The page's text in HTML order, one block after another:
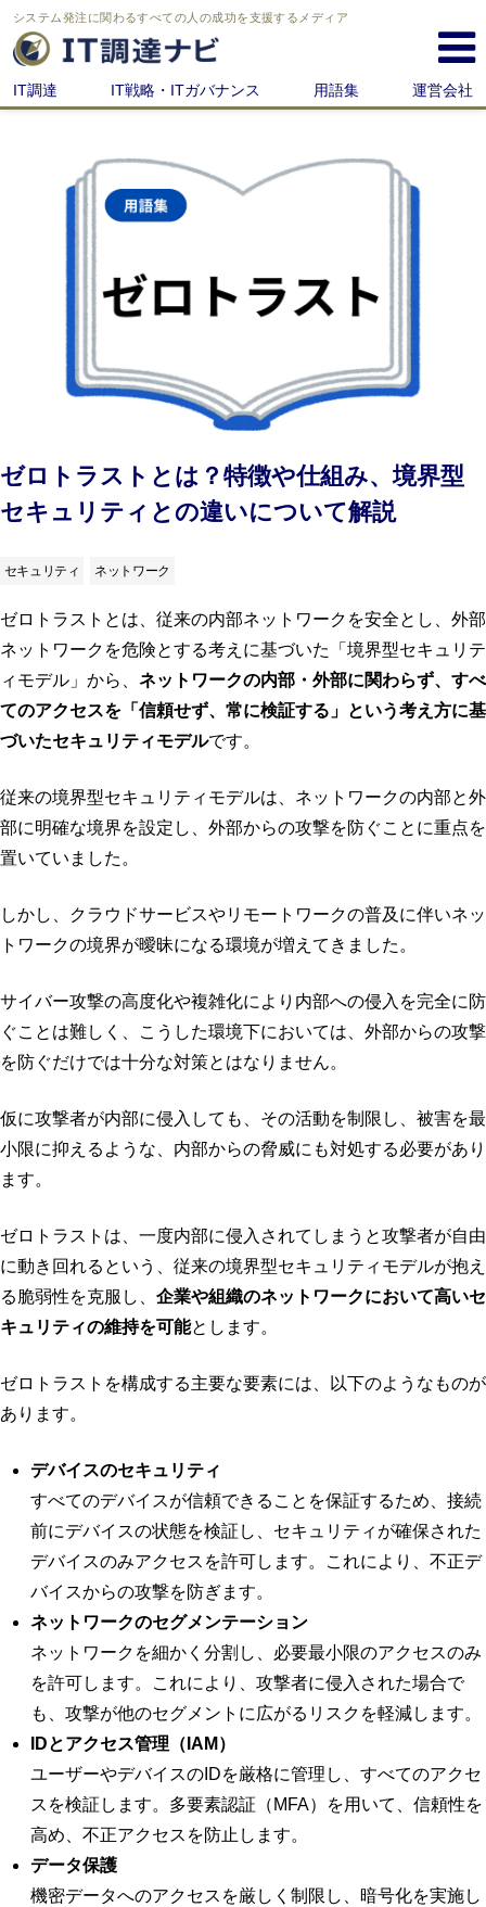
システム発注に関わるすべての人の成功を支援するメディア
IT調達 IT戦略・ITガバナンス 用語集 運営会社
ゼロトラストとは？特徴や仕組み、境界型
セキュリティとの違いについて解説
セキュリティ ネットワーク
ゼロトラストとは、従来の内部ネットワークを安全とし、外部
ネットワークを危険とする考えに基づいた「境界型セキュリテ
ィモデル」から、 ネットワークの内部・外部に関わらず、すべ
てのアクセスを「信頼せず、常に検証する」という考え方に基
づいたセキュリティモデルです。
従来の境界型セキュリティモデルは、ネットワークの内部と外
部に明確な境界を設定し、外部からの攻撃を防ぐことに重点を
置いていました。
しかし、クラウドサービスやリモートワークの普及に伴いネッ
トワークの境界が曖昧になる環境が増えてきました。
サイバー攻撃の高度化や複雑化により内部への侵入を完全に防
ぐことは難しく、こうした環境下においては、外部からの攻撃
を防ぐだけでは十分な対策とはなりません。
仮に攻撃者が内部に侵入しても、その活動を制限し、被害を最
小限に抑えるような、内部からの脅威にも対処する必要があり
ます。
ゼロトラストは、一度内部に侵入されてしまうと攻撃者が自由
に動き回れるという、従来の境界型セキュリティモデルが抱え
る脆弱性を克服し、 企業や組織のネットワークにおいて高いセ
キュリティの維持を可能とします。
ゼロトラストを構成する主要な要素には、以下のようなものが
あります。
デバイスのセキュリティ
すべてのデバイスが信頼できることを保証するため、接続
前にデバイスの状態を検証し、セキュリティが確保された
デバイスのみアクセスを許可します。これにより、不正デ
バイスからの攻撃を防ぎます。
ネットワークのセグメンテーション
ネットワークを細かく分割し、必要最小限のアクセスのみ
を許可します。これにより、攻撃者に侵入された場合で
も、攻撃が他のセグメントに広がるリスクを軽減します。
IDとアクセス管理（IAM）
ユーザーやデバイスのIDを厳格に管理し、すべてのアクセ
スを検証します。多要素認証（MFA）を用いて、信頼性を
高め、不正アクセスを防止します。
データ保護
機密データへのアクセスを厳しく制限し、暗号化を実施し